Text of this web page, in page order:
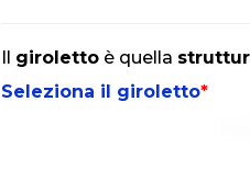
Il girolettoè quella
Seleziona il giroletto*